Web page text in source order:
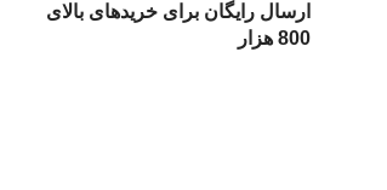
ارسال رایگان برای خریدهای بالای
800 هزار